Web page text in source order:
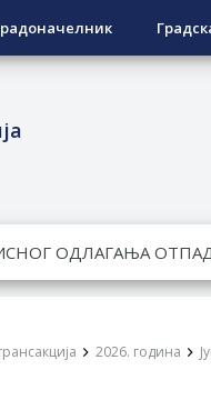
СРЕДСТАВА
ГОДИНУ
КОЈИ СУ
СРПСКЕ У СТАЊУ
2026. година